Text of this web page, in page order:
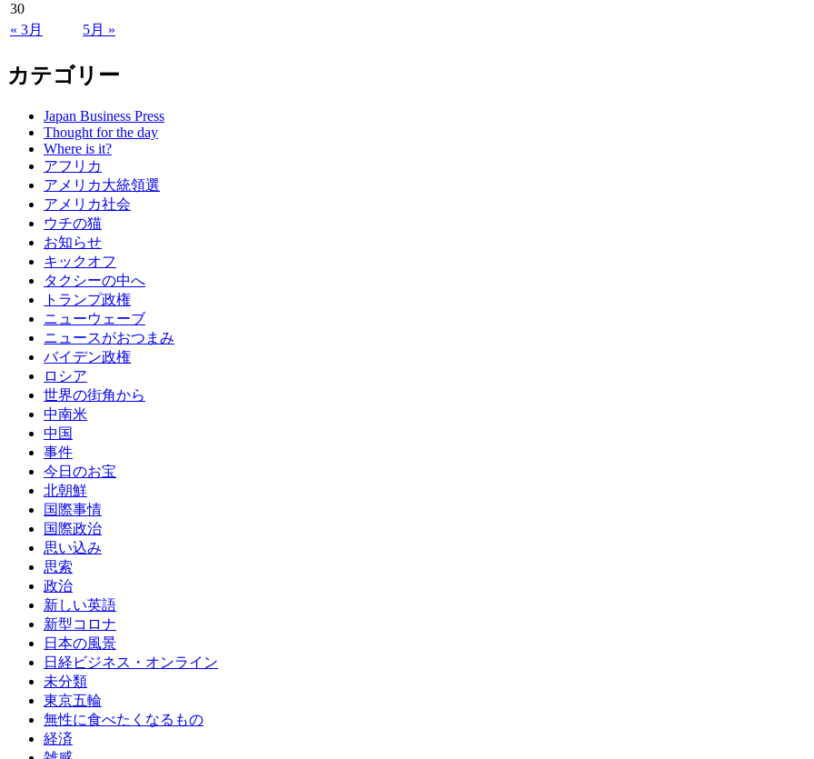
« 3月 5月 »
30
カテゴリー
Japan Business Press
Thought for the day
Where is it?
アフリカ
アメリカ大統領選
アメリカ社会
ウチの猫
お知らせ
キックオフ
タクシーの中へ
トランプ政権
ニューウェーブ
ニュースがおつまみ
バイデン政権
ロシア
世界の街角から
中南米
中国
事件
今日のお宝
北朝鮮
国際事情
国際政治
思い込み
思索
政治
新しい英語
新型コロナ
日本の風景
日経ビジネス・オンライン
未分類
東京五輪
無性に食べたくなるもの
経済